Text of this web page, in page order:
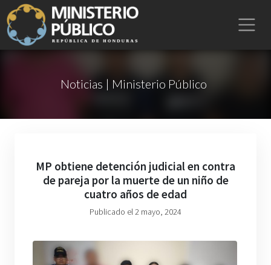
Noticias | Ministerio Público
MP obtiene detención judicial en contra
de pareja por la muerte de un niño de
cuatro años de edad
Publicado el 2 mayo, 2024